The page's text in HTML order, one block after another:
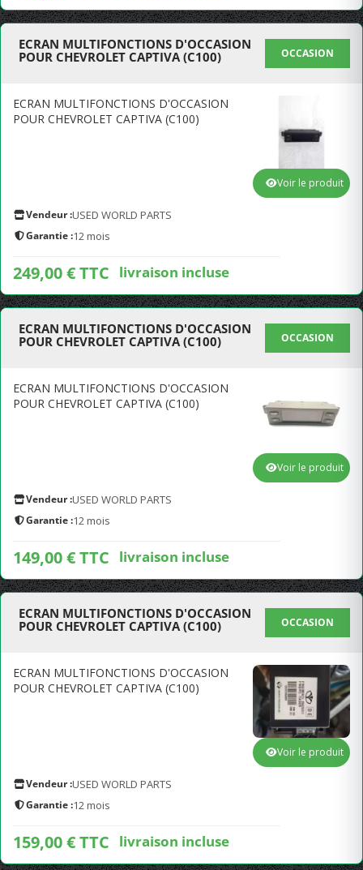
ECRAN MULTIFONCTIONS D'OCCASION
POUR CHEVROLET CAPTIVA (C100)
OCCASION
ECRAN MULTIFONCTIONS D'OCCASION
POUR CHEVROLET CAPTIVA (C100)
Vendeur :USED WORLD PARTS
Garantie :12 mois
249,00 € TTC livraison incluse
Voir le produit
ECRAN MULTIFONCTIONS D'OCCASION
POUR CHEVROLET CAPTIVA (C100)
OCCASION
ECRAN MULTIFONCTIONS D'OCCASION
POUR CHEVROLET CAPTIVA (C100)
Vendeur :USED WORLD PARTS
Garantie :12 mois
149,00 € TTC livraison incluse
Voir le produit
ECRAN MULTIFONCTIONS D'OCCASION
POUR CHEVROLET CAPTIVA (C100)
OCCASION
ECRAN MULTIFONCTIONS D'OCCASION
POUR CHEVROLET CAPTIVA (C100)
Vendeur :USED WORLD PARTS
Garantie :12 mois
159,00 € TTC livraison incluse
Voir le produit